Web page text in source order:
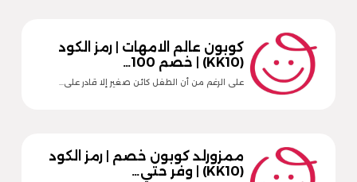
كوبون عالم الامهات | رمز الكود
(KK10) | خصم 100…
على الرغم من أن الطفل كائن صغير إلا قادر على…
ممزورلد كوبون خصم | رمز الكود
(KK10) | وفر حتي…